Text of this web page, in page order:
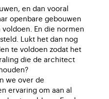
en dan vooral
openbare gebouwen
En die normen
Lukt het dan nog
te voldoen zodat het
die de architect
we over de
ervaring om aan al